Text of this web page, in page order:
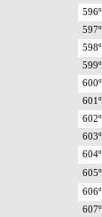
596º
597º
598º
599º
600º
601º
602º
603º
604º
605º
606º
607º